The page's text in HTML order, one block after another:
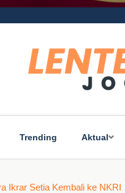
Trending Aktual
Ikrar Setia Kembali ke NKRI